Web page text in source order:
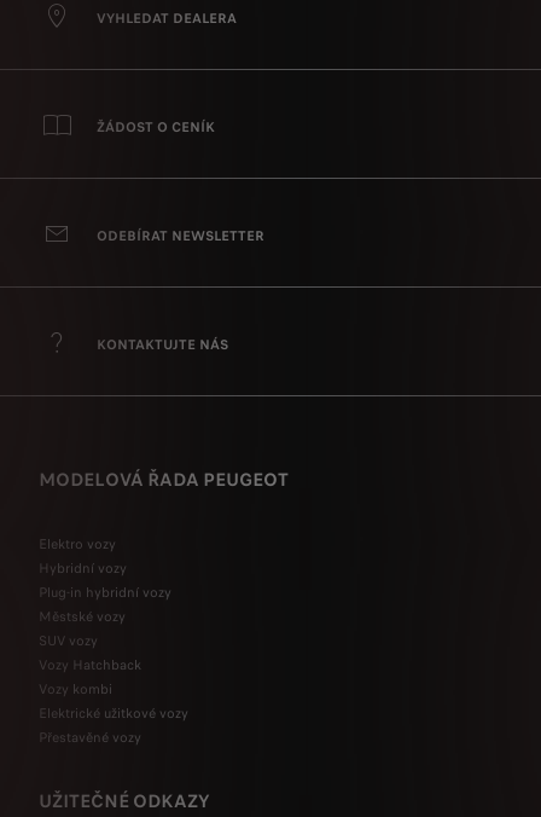
VYHLEDAT DEALERA
ŽÁDOST O CENÍK
ODEBÍRAT NEWSLETTER
KONTAKTUJTE NÁS
MODELOVÁ ŘADA PEUGEOT
Elektro vozy
Hybridní vozy
Plug-in hybridní vozy
Městské vozy
SUV vozy
Vozy Hatchback
Vozy kombi
Elektrické užitkové vozy
Přestavěné vozy
UŽITEČNÉ ODKAZY